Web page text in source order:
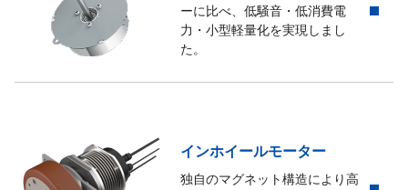
ーに比べ、低騒音・低消費電
力・小型軽量化を実現しまし
た。
インホイールモーター
独自のマグネット構造により高